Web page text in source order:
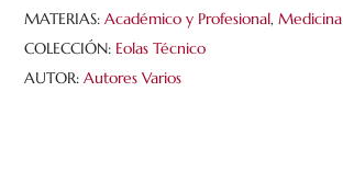
MATERIAS:Académico y Profesional,Medicina
COLECCIÓN: Eolas Técnico
AUTOR:Autores Varios